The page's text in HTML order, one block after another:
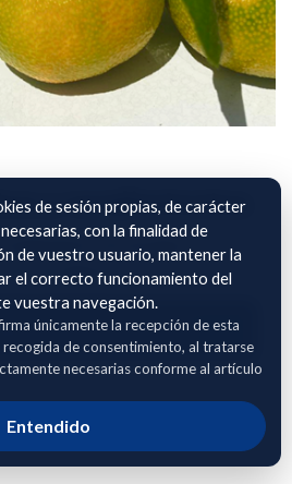
y rendimientos
de naranjas y
de Tarragona.
solicitar acceso
del dataset
de sesión propias, de carácter
con la finalidad de
de vuestro usuario, mantener la
el correcto funcionamiento del
vuestra navegación.
únicamente la recepción de esta
de consentimiento, al tratarse
necesarias conforme al artículo
Entendido